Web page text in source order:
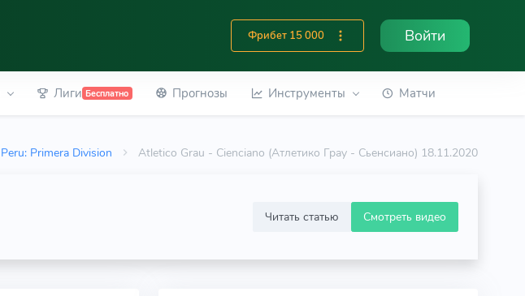
Фрибет 15 000 Войти
Лиги Бесплатно Прогнозы Инструменты Матчи
Peru: Primera Division Atletico Grau - Cienciano (Атлетико Грау - Сьенсиано) 18.11.2020
Читать статью Смотреть видео